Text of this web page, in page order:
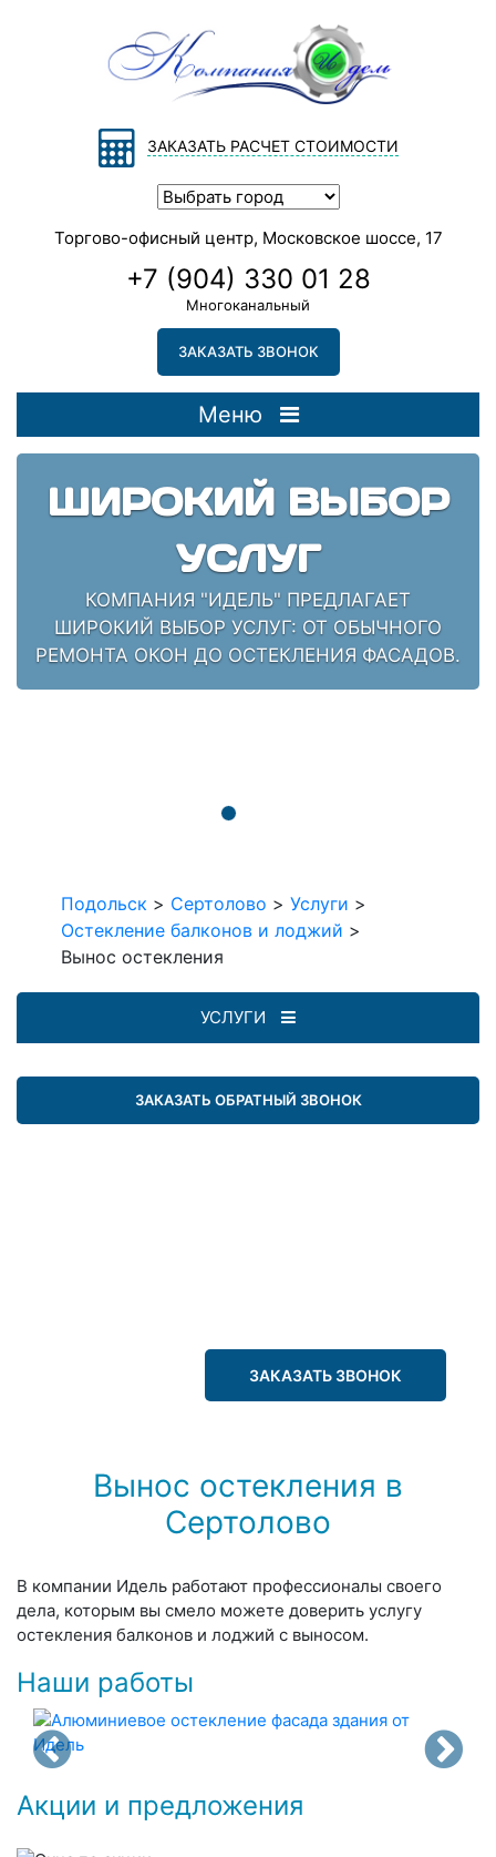
ЗАКАЗАТЬ РАСЧЕТ СТОИМОСТИ
Торгово-офисный центр, Московское шоссе, 17
+7 (904) 330 01 28
Многоканальный
ЗАКАЗАТЬ ЗВОНОК
Меню
ШИРОКИЙ ВЫБОР
УСЛУГ
КОМПАНИЯ "ИДЕЛЬ" ПРЕДЛАГАЕТ
ШИРОКИЙ ВЫБОР УСЛУГ: ОТ ОБЫЧНОГО
РЕМОНТА ОКОН ДО ОСТЕКЛЕНИЯ ФАСАДОВ.
Подольск > Сертолово > Услуги >
Остекление балконов и лоджий >
Вынос остекления
УСЛУГИ
ЗАКАЗАТЬ ОБРАТНЫЙ ЗВОНОК
ЗАКАЗАТЬ ЗВОНОК
Вынос остекления в
Сертолово
В компании Идель работают профессионалы своего
дела, которым вы смело можете доверить услугу
остекления балконов и лоджий с выносом.
Наши работы
Акции и предложения